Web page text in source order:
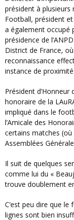
président à plusieurs
Football, président
a également occupé
présidence de
District de France,
reconnaissance
instance de
Président d’Honneur du District de Lyon et du Rhône, membre
honoraire de la
impliqué dans le
l’Amicale des
certains matches
Assemblées
Il suit de quelques semaines son vieux complice Bernard Boisset,
comme lui du «
trouve doublement
C’est peu dire que le football lui doit énormément et ces quelques
lignes sont bien